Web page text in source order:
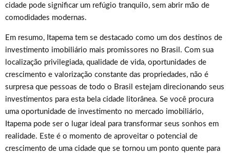
cidade pode significar um refúgio tranquilo, sem abrir mão de
comodidades modernas.
Em resumo, Itapema tem se destacado como um dos destinos de
investimento imobiliário mais promissores no Brasil. Com sua
localização privilegiada, qualidade de vida, oportunidades de
crescimento e valorização constante das propriedades, não é
surpresa que pessoas de todo o Brasil estejam direcionando seus
investimentos para esta bela cidade litorânea. Se você procura
uma oportunidade de investimento no mercado imobiliário,
Itapema pode ser o lugar ideal para transformar seus sonhos em
realidade. Este é o momento de aproveitar o potencial de
crescimento de uma cidade que se tornou um ponto quente para